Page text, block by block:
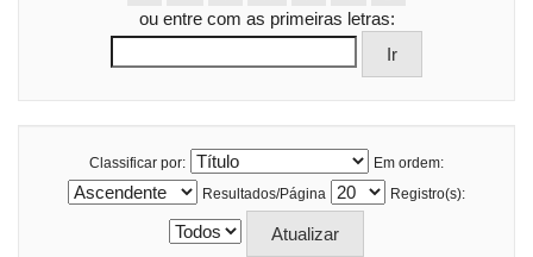
ou entre com as primeiras letras:
Classificar por:
Em ordem:
Resultados/Página
Registro(s):